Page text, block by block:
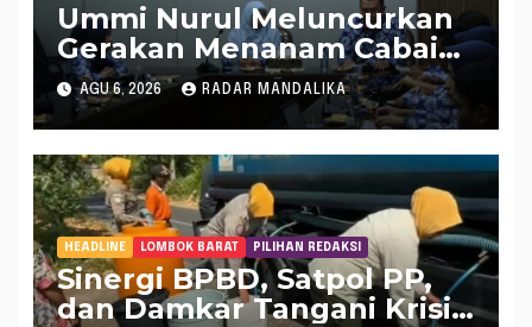
Ummi Nurul Meluncurkan
Gerakan Menanam Cabai
Tangani Inflasi
AGU 6, 2026 RADAR MANDALIKA
HEADLINE LOMBOK BARAT PILIHAN REDAKSI
Sinergi BPBD, Satpol PP,
dan Damkar Tangani Krisis